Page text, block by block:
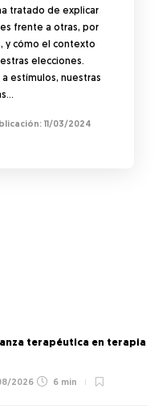
tratado de explicar
frente a otras, por
y cómo el contexto
elecciones.
estímulos, nuestras
11/03/2024
terapéutica en terapia
2026 6 min